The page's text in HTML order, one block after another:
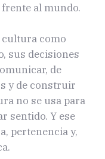
al mundo.
cultura como
sus decisiones
de
y de construir
no se usa para
sentido. Y ese
pertenencia y,